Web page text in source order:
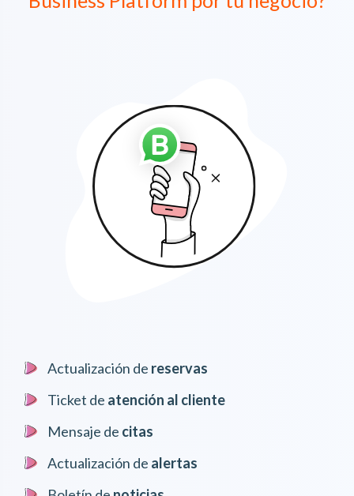
Actualización de reservas
Ticket de atención al cliente
Mensaje de citas
Actualización de alertas